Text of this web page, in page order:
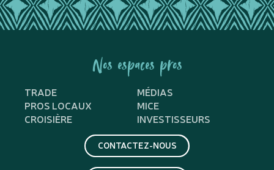
Nos espaces pros
TRADE
MÉDIAS
PROS LOCAUX
MICE
CROISIÈRE
INVESTISSEURS
CONTACTEZ-NOUS